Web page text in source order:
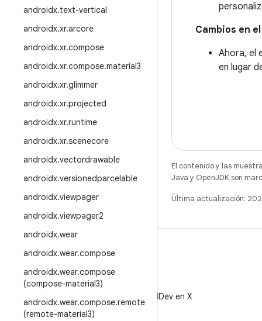
androidx.text-vertical
androidx.xr.arcore
androidx.xr.compose
androidx.xr.compose.material3
androidx.xr.glimmer
androidx.xr.projected
androidx.xr.runtime
androidx.xr.scenecore
androidx.vectordrawable
androidx.versionedparcelable
androidx.viewpager
androidx.viewpager2
androidx.wear
androidx.wear.compose
androidx.wear.compose
(compose-material3)
androidx.wear.compose.remote
(remote-material3)
Cambios en
Ahora, el
en lugar
El contenido y las
Java y OpenJDK son
Última actualización:
Sigue a @AndroidDev en X